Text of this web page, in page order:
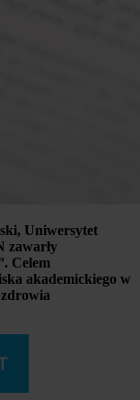
Uniwersytet
zawarły
Celem
akademickiego w